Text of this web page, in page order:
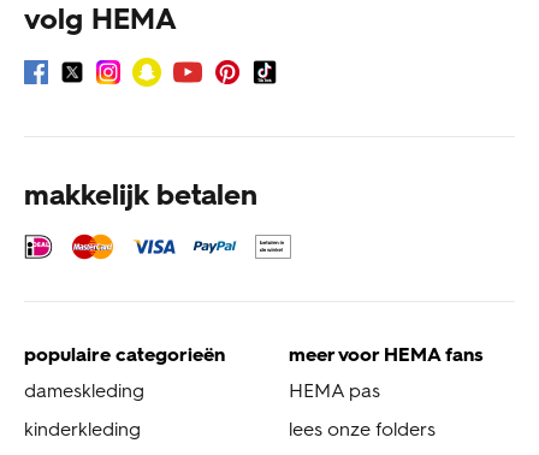
volg HEMA
makkelijk betalen
populaire categorieën
dameskleding
kinderkleding
meer voor HEMA fans
HEMA pas
lees onze folders